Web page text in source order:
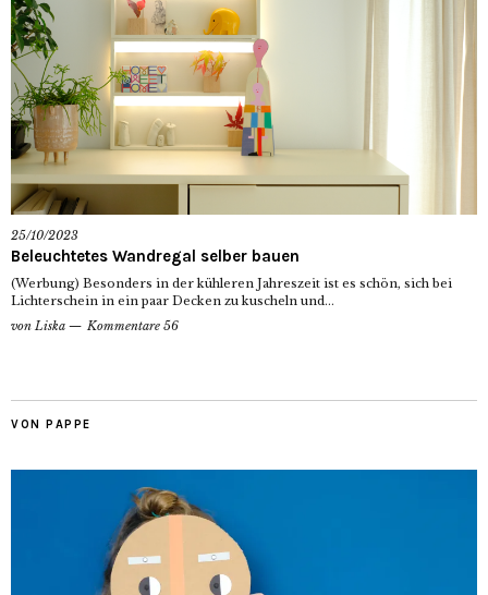
25/10/2023
Beleuchtetes Wandregal selber bauen
(Werbung) Besonders in der kühleren Jahreszeit ist es schön, sich bei
Lichterschein in ein paar Decken zu kuscheln und...
von Liska Kommentare 56
VON PAPPE